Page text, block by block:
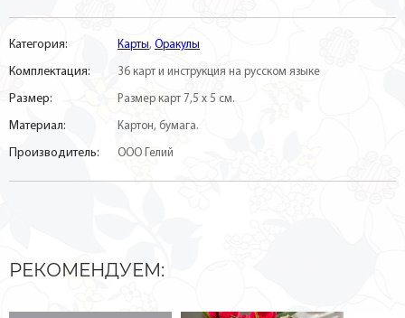
Категория: Карты, Оракулы
Комплектация: 36 карт и инструкция на русском языке
Размер: Размер карт 7,5 х 5 см.
Материал: Картон, бумага.
Производитель: ООО Гелий
РЕКОМЕНДУЕМ: